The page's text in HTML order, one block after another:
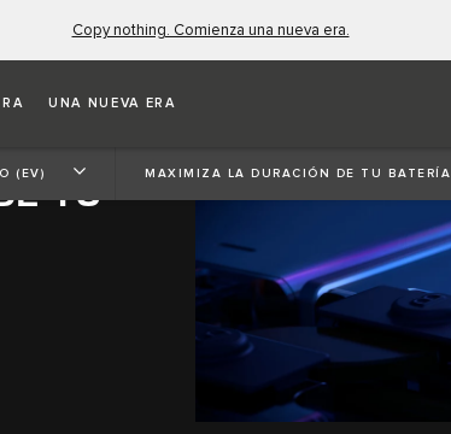
Copy nothing. Comienza una nueva era.
UNA NUEVA ERA
(EV) MAXIMIZA LA DURACIÓN DE TU BATERÍA
TU